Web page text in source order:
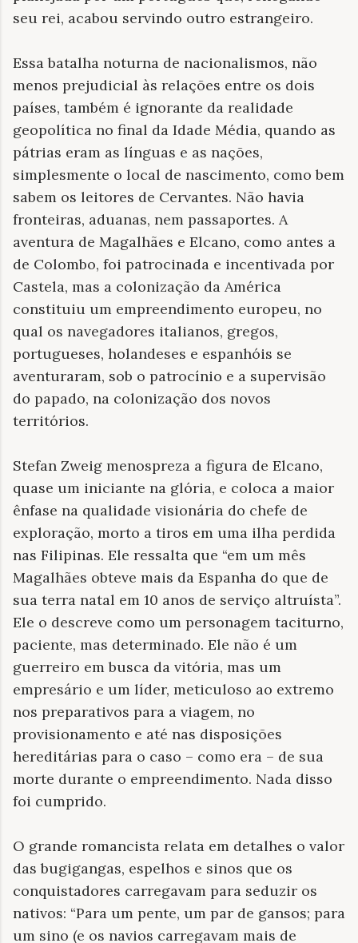
seu rei, acabou servindo outro estrangeiro.
Essa batalha noturna de nacionalismos, não
menos prejudicial às relações entre os dois
países, também é ignorante da realidade
geopolítica no final da Idade Média, quando as
pátrias eram as línguas e as nações,
simplesmente o local de nascimento, como bem
sabem os leitores de Cervantes. Não havia
fronteiras, aduanas, nem passaportes. A
aventura de Magalhães e Elcano, como antes a
de Colombo, foi patrocinada e incentivada por
Castela, mas a colonização da América
constituiu um empreendimento europeu, no
qual os navegadores italianos, gregos,
portugueses, holandeses e espanhóis se
aventuraram, sob o patrocínio e a supervisão
do papado, na colonização dos novos
territórios.
Stefan Zweig menospreza a figura de Elcano,
quase um iniciante na glória, e coloca a maior
ênfase na qualidade visionária do chefe de
exploração, morto a tiros em uma ilha perdida
nas Filipinas. Ele ressalta que “em um mês
Magalhães obteve mais da Espanha do que de
sua terra natal em 10 anos de serviço altruísta”.
Ele o descreve como um personagem taciturno,
paciente, mas determinado. Ele não é um
guerreiro em busca da vitória, mas um
empresário e um líder, meticuloso ao extremo
nos preparativos para a viagem, no
provisionamento e até nas disposições
hereditárias para o caso – como era – de sua
morte durante o empreendimento. Nada disso
foi cumprido.
O grande romancista relata em detalhes o valor
das bugigangas, espelhos e sinos que os
conquistadores carregavam para seduzir os
nativos: “Para um pente, um par de gansos; para
um sino (e os navios carregavam mais de